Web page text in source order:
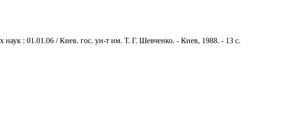
наук : 01.01.06 / Киев. гос. ун-т им. Т. Г. Шевченко. - Киев, 1988. - 13 с.